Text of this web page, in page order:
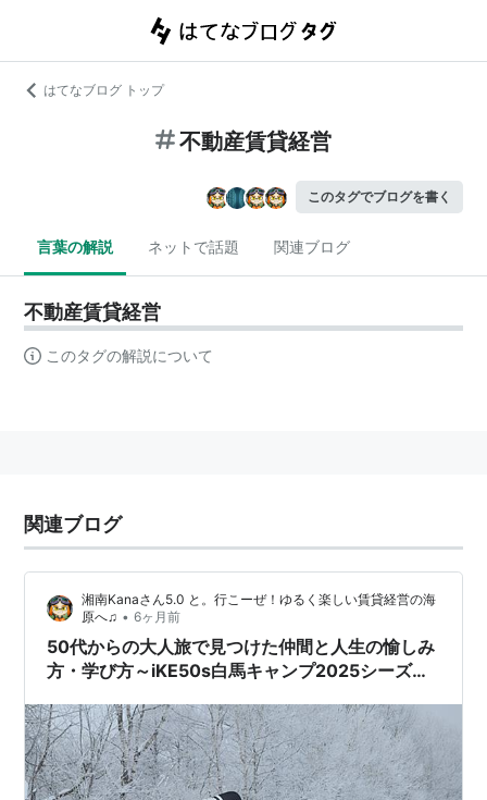
はてなブログ トップ
不動産賃貸経営
このタグでブログを書く
言葉の解説 ネットで話題 関連ブログ
不動産賃貸経営
このタグの解説について
関連ブログ
湘南Kanaさん5.0 と。行こーぜ！ゆるく楽しい賃貸経営の海
原へ♫ • 6ヶ月前
50代からの大人旅で見つけた仲間と人生の愉しみ
方・学び方～iKE50s白馬キャンプ2025シーズン